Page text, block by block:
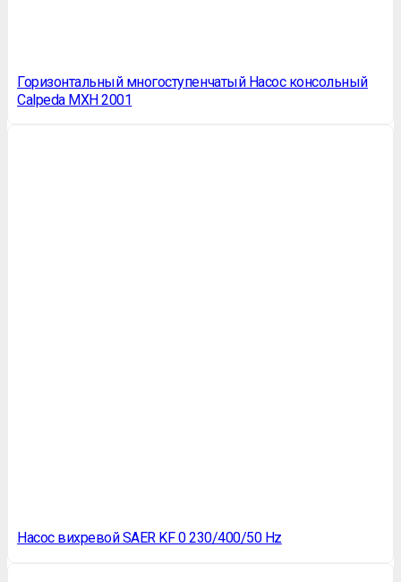
Горизонтальный многоступенчатый Насос консольный
Calpeda MXH 2001
Насос вихревой SAER KF 0 230/400/50 Hz